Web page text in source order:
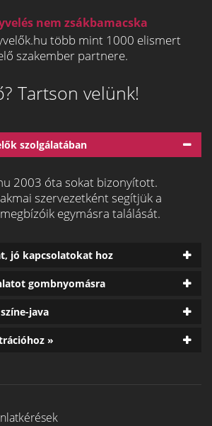
nem zsákbamacska
több mint 1000 elismert
szakember partnere.
Tartson velünk!
szolgálatában
2003 óta sokat bizonyított.
szervezetként segítjük a
egymásra találását.
jó kapcsolatokat hoz
gombnyomásra
java
»